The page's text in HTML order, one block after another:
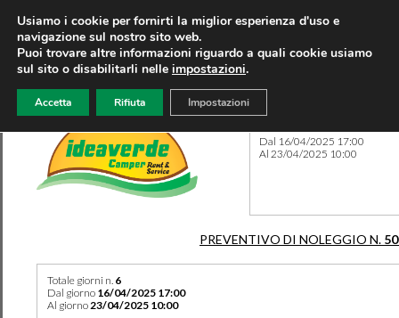
Dal 16/04/2025 17:00
Al 23/04/2025 10:00
PREVENTIVO DI NOLEGGIO N.
Totale giorni n. 6
Dal giorno 16/04/2025 17:00
Al giorno23/04/2025 10:00
Usiamo i cookie per fornirti la miglior esperienza d'uso e
navigazione sul nostro sito web.
Puoi trovare altre informazioni riguardo a quali cookie usiamo
sul sito o disabilitarli nelle impostazioni.
Accetta Rifiuta Impostazioni